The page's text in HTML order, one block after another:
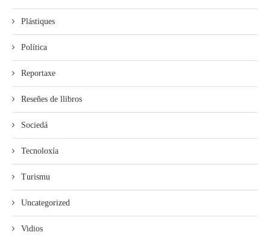
Plástiques
Política
Reportaxe
Reseñes de llibros
Sociedá
Tecnoloxía
Turismu
Uncategorized
Vidios